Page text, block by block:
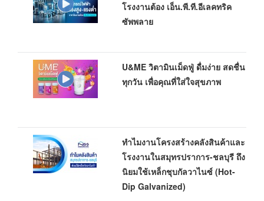
โรงงานต้อง เอ็น.พี.ที.อีเลคทริค
ซัพพลาย
U&ME วิตามินเม็ดฟู่ ดื่มง่าย สดชื่น
ทุกวัน เพื่อคุณที่ใส่ใจสุขภาพ
ทำไมงานโครงสร้างคลังสินค้าและ
โรงงานในสมุทรปราการ-ชลบุรี ถึง
นิยมใช้เหล็กชุบกัลวาไนซ์ (Hot-
Dip Galvanized)